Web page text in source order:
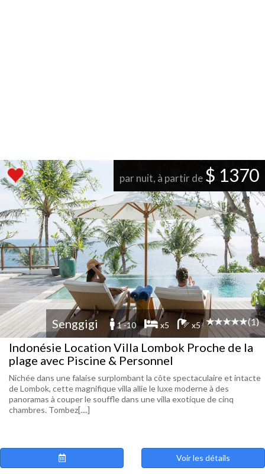
par nuit, à partir de $ 1370
Senggigi 1 -10 x5 x5 (1)
Indonésie Location Villa Lombok Proche de la
plage avec Piscine & Personnel
Nichée dans une falaise surplombant la côte spectaculaire et intacte
de Lombok, cette magnifique villa allie le luxe moderne à des
panoramas à couper le souffle dans une villa exotique de cinq
chambres. Tombez[....]
Voir les détails